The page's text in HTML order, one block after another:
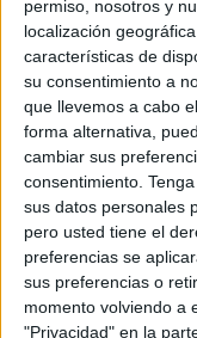
permiso, nosotros y
localización
características de
su consentimiento a
que llevemos a cabo
forma alternativa,
cambiar sus
consentimiento.
sus datos personales
pero usted tiene el
preferencias se
sus preferencias o
momento volviendo a
"Privacidad" en la
de la Red Andaluza
adherida.